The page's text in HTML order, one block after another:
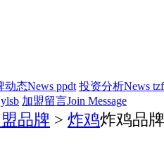
动态News ppdt 投资分析News
加盟留言Join Message
品牌 > 炸鸡炸鸡品牌